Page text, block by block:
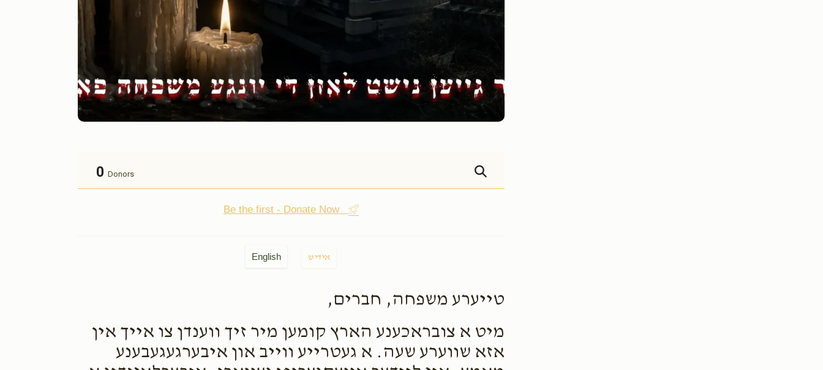
0 Donors
Be the first - Donate Now
English אידיש
טייערע משפחה, חברים,
מיט א צובראכענע הארץ קומען מיר זיך ווענדן צו אייך אין
אזא שווערע שעה. א געטרייע ווייב און איבערגעגעבענע